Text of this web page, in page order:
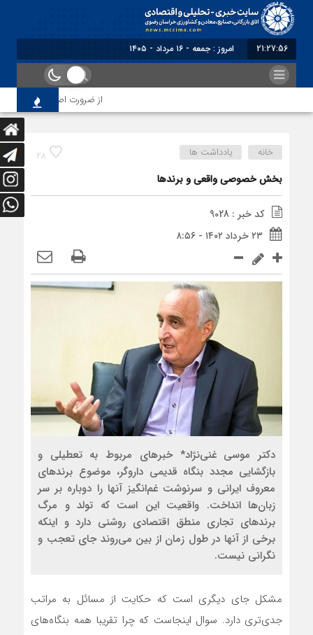
21:27:56 برابر با : Frid
از ضرورت اصلاح رویه‌های
28 خانه یادداشت ها
بخش خصوصی واقعی و برندها
کد خبر : 9028
۲۳ خرداد ۱۴۰۲ - ۸:۵۶
دکتر موسی غنی‏‏‌نژاد* خبرهای مربوط به تعطیلی و
بازگشایی مجدد بنگاه قدیمی داروگر، موضوع برندهای
معروف ایرانی و سرنوشت غم‌انگیز آنها را دوباره بر سر
زبان‌ها انداخت. واقعیت این است که تولد و مرگ
برندهای تجاری منطق اقتصادی روشنی دارد و اینکه
برخی از آنها در طول زمان از بین می‌روند جای تعجب و
نگرانی نیست.
مشکل جای دیگری است که حکایت از مسائل به مراتب
جدی‌تری دارد. سوال اینجاست که چرا تقریبا همه بنگاه‌های